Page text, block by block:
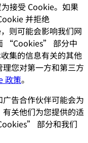
接受 Cookie。如果
并拒绝
则可能会影响我们网
“Cookies” 部分中
集的信息有关的其他
您对第一方和第三方
政策。
告合作伙伴可能会为
关他们为您提供的适
部分和我们